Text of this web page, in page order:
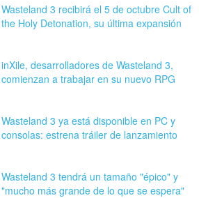
Wasteland 3 recibirá el 5 de octubre Cult of
the Holy Detonation, su última expansión
inXile, desarrolladores de Wasteland 3,
comienzan a trabajar en su nuevo RPG
Wasteland 3 ya está disponible en PC y
consolas: estrena tráiler de lanzamiento
Wasteland 3 tendrá un tamaño "épico" y
"mucho más grande de lo que se espera"